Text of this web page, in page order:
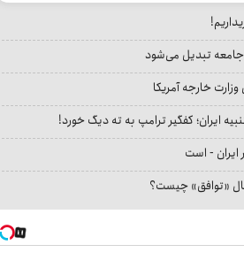
جامعه تبدیل می‌شود
خارجه آمریکا
ایران؛ کفگیر ترامپ به ته دیگ خورد!
ایران - است
«توافق» چیست؟